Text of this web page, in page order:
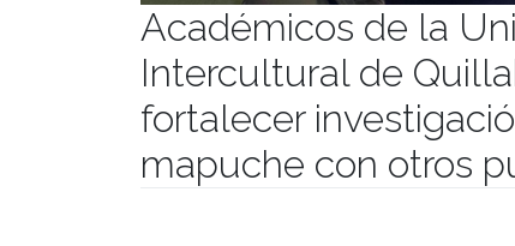
Académicos de la
Intercultural de
fortalecer
mapuche con otros